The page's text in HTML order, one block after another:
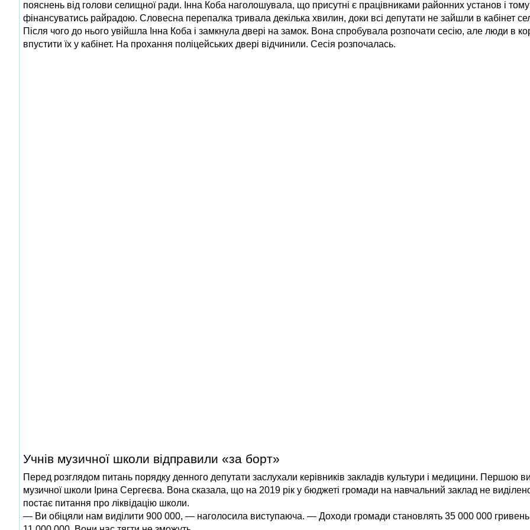
пояснень від голови селищної ради. Інна Коба наголошувала, що присутні є працівниками районних установ і
фінансуватись райрадою. Словесна перепалка тривала декілька хвилин, доки всі депутати не зайшли в кабінет
Після чого до нього увійшла Інна Коба і замкнула двері на замок. Вона спробувала розпочати сесію, але люди в
впустити їх у кабінет. На прохання поліцейських двері відчинили. Сесія розпочалась.
Учнів музичної школи відправили «за борт»
Перед розглядом питань порядку денного депутати заслухали керівників закладів культури і медицини. Першою
музичної школи Ірина Сергеєва. Вона сказала, що на 2019 рік у бюджеті громади на навчальний заклад не
постає питання про ліквідацію школи.
— Ви обіцяли нам виділити 900 000, — наголосила виступаюча. — Доходи громади становлять 35 000 000